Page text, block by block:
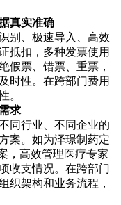
真实准确
别、极速导入、高效
抵扣，多种发票使用
假票、错票、重票，
时性。在跨部门费用
。
求
同行业、不同企业的
案。如为泽璟制药定
，高效管理医疗专家
收支情况。在跨部门
织架构和业务流程，